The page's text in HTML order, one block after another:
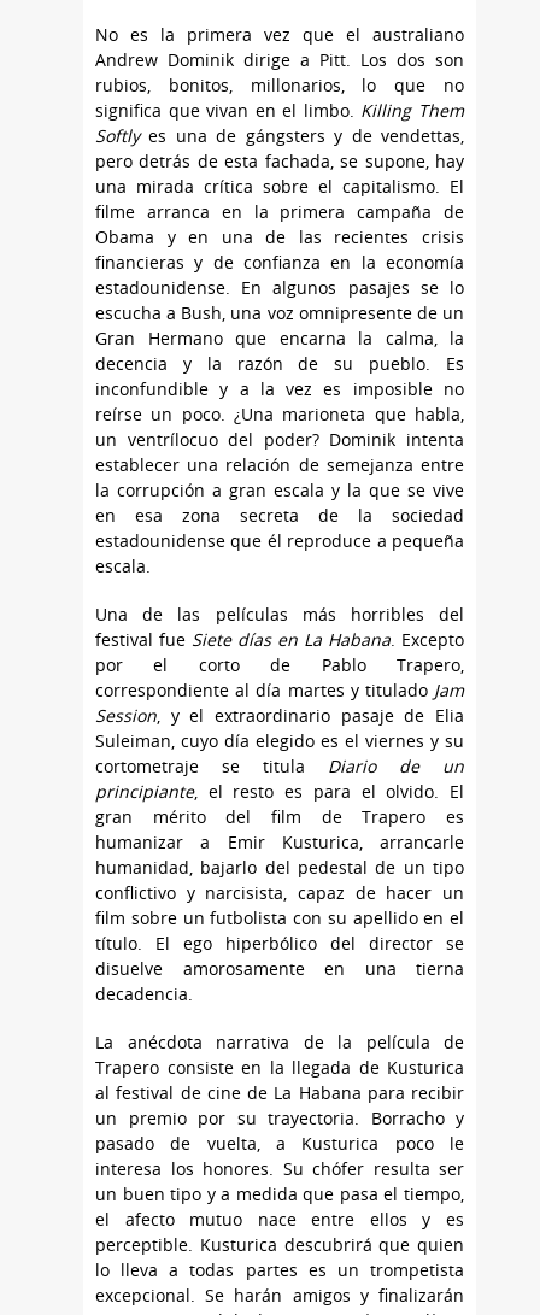
No es la primera vez que el australiano
Andrew Dominik dirige a Pitt. Los dos son
rubios, bonitos, millonarios, lo que no
significa que vivan en el limbo. Killing Them
Softlyes una de gángsters y de vendettas,
pero detrás de esta fachada, se supone, hay
una mirada crítica sobre el capitalismo. El
filme arranca en la primera campaña de
Obama y en una de las recientes crisis
financieras y de confianza en la economía
estadounidense. En algunos pasajes se lo
escucha a Bush, una voz omnipresente de un
Gran Hermano que encarna la calma, la
decencia y la razón de su pueblo. Es
inconfundible y a la vez es imposible no
reírse un poco. ¿Una marioneta que habla,
un ventrílocuo del poder? Dominik intenta
establecer una relación de semejanza entre
la corrupción a gran escala y la que se vive
en esa zona secreta de la sociedad
estadounidense que él reproduce a pequeña
escala.
Una de las películas más horribles del
festival fue Siete días en La Habana. Excepto
por el corto de Pablo Trapero,
correspondiente al día martes y titulado Jam
Session, y el extraordinario pasaje de Elia
Suleiman, cuyo día elegido es el viernes y su
cortometraje se titula Diario de un
principiante, el resto es para el olvido. El
gran mérito del film de Trapero es
humanizar a Emir Kusturica, arrancarle
humanidad, bajarlo del pedestal de un tipo
conflictivo y narcisista, capaz de hacer un
film sobre un futbolista con su apellido en el
título. El ego hiperbólico del director se
disuelve amorosamente en una tierna
decadencia.
La anécdota narrativa de la película de
Trapero consiste en la llegada de Kusturica
al festival de cine de La Habana para recibir
un premio por su trayectoria. Borracho y
pasado de vuelta, a Kusturica poco le
interesa los honores. Su chófer resulta ser
un buen tipo y a medida que pasa el tiempo,
el afecto mutuo nace entre ellos y es
perceptible. Kusturica descubrirá que quien
lo lleva a todas partes es un trompetista
excepcional. Se harán amigos y finalizarán